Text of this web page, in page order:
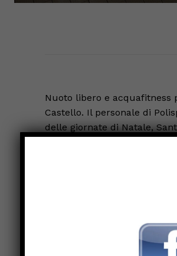
Nuoto libero e acquafitness
Castello. Il personale di
delle giornate di Natale,
secondo gli orari invernali,
a lunedì 6 gennaio, sia le
delle festività con fasce
alle ore 14.00 di lunedì 23,
gennaio e nella mattinata
saranno a disposizione
(Bike con Benedetta);